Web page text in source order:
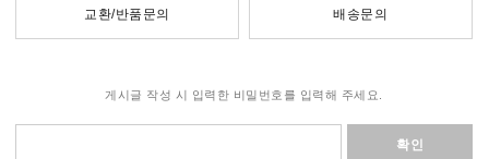
교환/반품문의 배송문의
게시글 작성 시 입력한 비밀번호를 입력해 주세요.
확인